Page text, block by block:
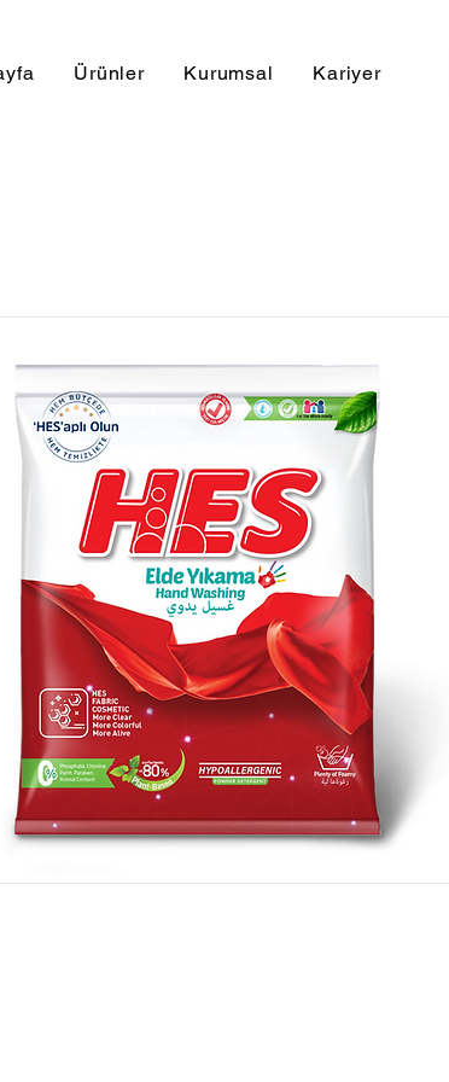
Ürünler Kurumsal Kariyer